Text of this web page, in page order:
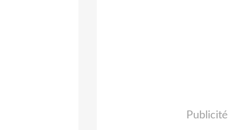
Publicité